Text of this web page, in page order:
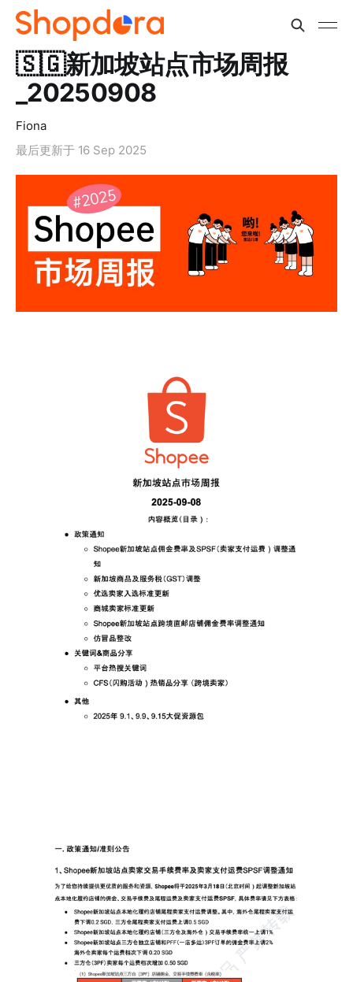
🇸🇬新加坡站点市场周报
_20250908
Fiona
最后更新于 16 Sep 2025